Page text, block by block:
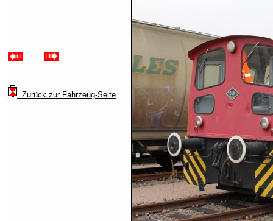
Zurück zur Fahrzeug-Seite